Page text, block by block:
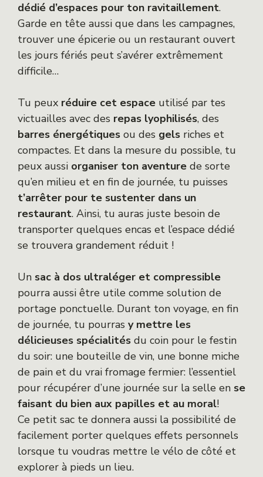
dédié d’espaces pour ton ravitaillement.
Garde en tête aussi que dans les campagnes,
trouver une épicerie ou un restaurant ouvert
les jours fériés peut s’avérer extrêmement
difficile…
Tu peux réduire cet espace utilisé par tes
victuailles avec des repas lyophilisés, des
barres énergétiques ou des gels riches et
compactes. Et dans la mesure du possible, tu
peux aussi organiser ton aventure de sorte
qu’en milieu et en fin de journée, tu puisses
t’arrêter pour te sustenter dans un
restaurant. Ainsi, tu auras juste besoin de
transporter quelques encas et l’espace dédié
se trouvera grandement réduit !
Un sac à dos ultraléger et compressible
pourra aussi être utile comme solution de
portage ponctuelle. Durant ton voyage, en fin
de journée, tu pourras y mettre les
délicieuses spécialités du coin pour le festin
du soir: une bouteille de vin, une bonne miche
de pain et du vrai fromage fermier: l’essentiel
pour récupérer d’une journée sur la selle en se
faisant du bien aux papilles et au moral!
Ce petit sac te donnera aussi la possibilité de
facilement porter quelques effets personnels
lorsque tu voudras mettre le vélo de côté et
explorer à pieds un lieu.